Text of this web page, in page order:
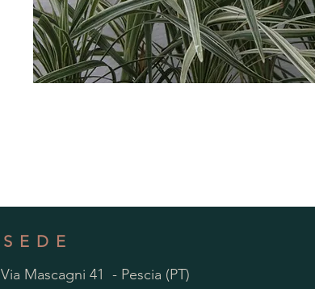
SEDE
Via Mascagni 41 - Pescia (PT)